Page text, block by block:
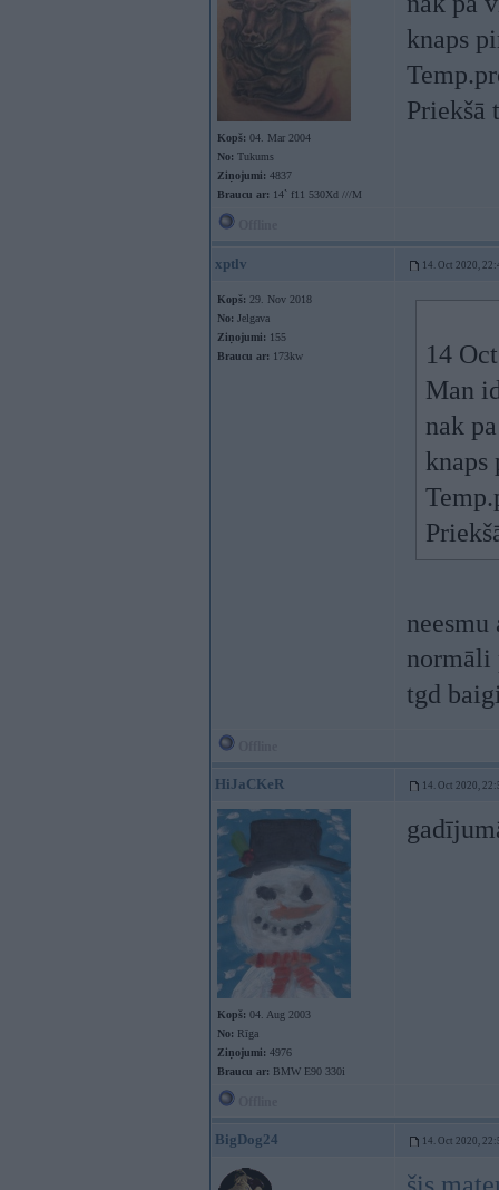
Kopš: 04. Mar 2004
No: Tukums
Ziņojumi: 4837
Braucu ar: 14` f11 530Xd ///M
knaps
Priekšā
xptlv 14. Oct 2020,
Kopš: 29. Nov 2018
No: Jelgava
Ziņojumi: 155
Braucu ar: 173kw
14
Man
nak
knaps
normāli
tgd
HiJaCKeR 14. Oct 2020,
Kopš: 04. Aug 2003
No: Rīga
Ziņojumi: 4976
Braucu ar: BMW E90 330i
BigDog24 14. Oct 2020,